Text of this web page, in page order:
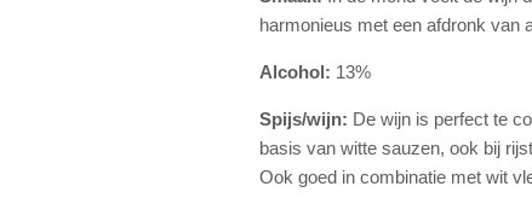
harmonieus met een afdronk van
Alcohol: 13%
Spijs/wijn: De wijn is perfect te
basis van witte sauzen, ook bij
Ook goed in combinatie met wit